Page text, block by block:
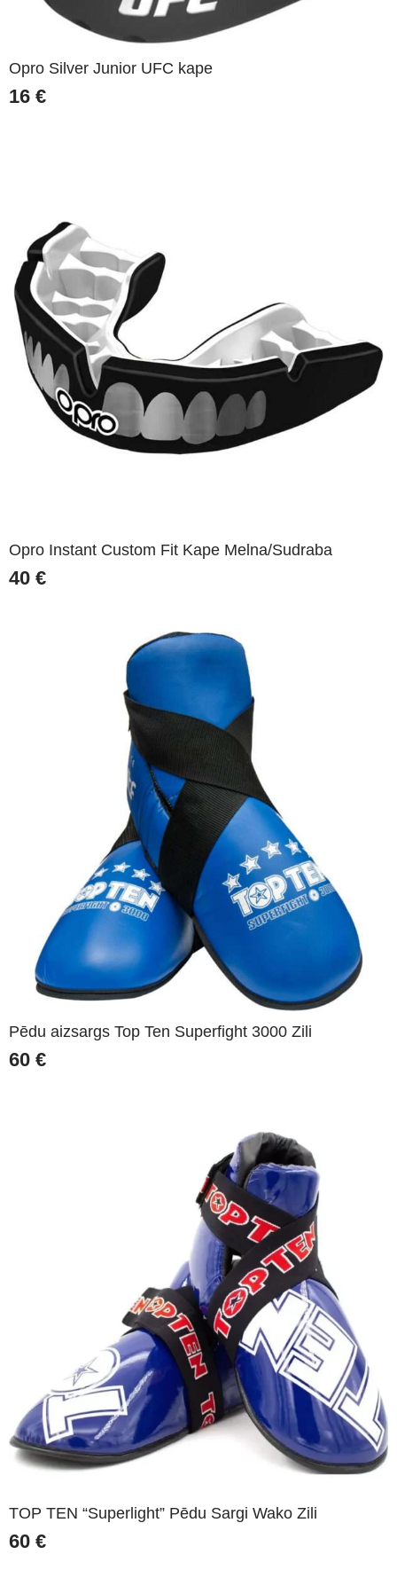
Opro Silver Junior UFC kape
16 €
Opro Instant Custom Fit Kape Melna/Sudraba
40 €
Pēdu aizsargs Top Ten Superfight 3000 Zili
60 €
TOP TEN “Superlight” Pēdu Sargi Wako Zili
60 €